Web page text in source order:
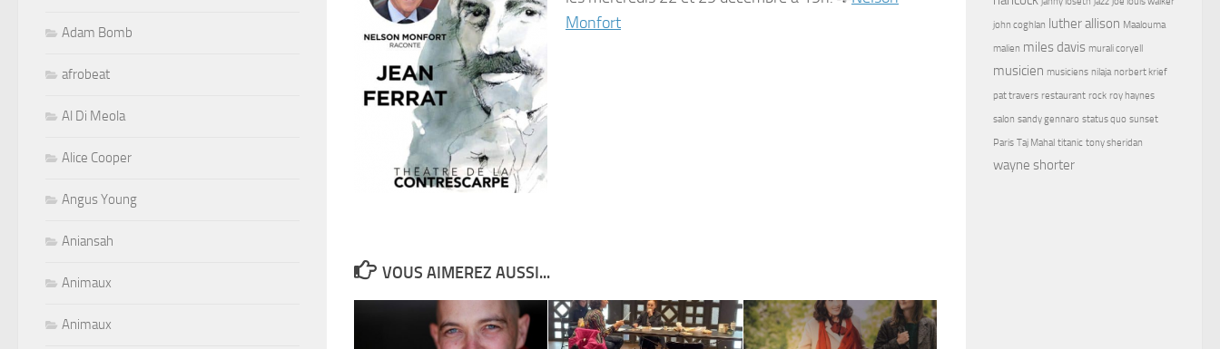
Monfort
VOUS AIMEREZ AUSSI...
Adam Bomb
afrobeat
Al Di Meola
Alice Cooper
Angus Young
Aniansah
Animaux
Animaux
john coghlan luther allison Maalouma
malien miles davis murali coryell
musicien musiciens nilaja norbert krief
pat travers restaurant rock roy haynes
salon sandy gennaro status quo sunset
Paris Taj Mahal titanic tony sheridan
wayne shorter